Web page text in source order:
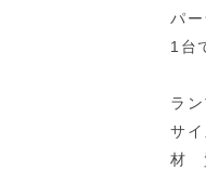
パ
1台
ラ
サ
材